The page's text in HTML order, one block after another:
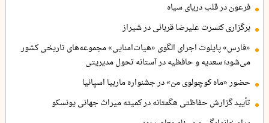
فرعون در قلب دریای سیاه
برگزاری کنسرت علیرضا قربانی در شیراز
«فارس» پایلوت اجرای الگوی «هیات‌امنایی» مجموعه‌های تاریخی کشور
می‌شود؛ سعدیه و حافظیه در آستانه تحول مدیریتی
حضور «ماه کوچولوی من» در جشنواره ماربیا اسپانیا
تأیید گزارش حفاظتی هگمتانه در کمیته میراث جهانی یونسکو